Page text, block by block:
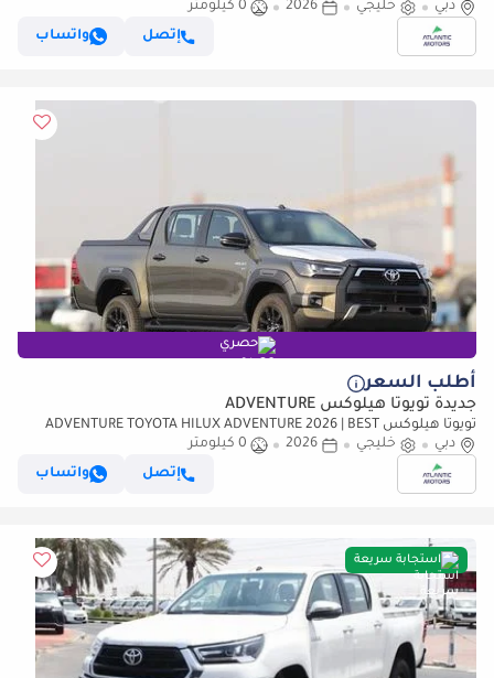
Price (للتصدير فقط)دبي خليجي 2026
0 كيلومتر
إتصل
واتساب
حصري
أطلب السعر
جديدة تويوتا هيلوكس ADVENTURE
تويوتا هيلوكس ADVENTURE TOYOTA HILUX ADVENTURE 2026 | BEST
EXPORT PRICE | (للتصدير فقط)
دبي خليجي 2026
0 كيلومتر
إتصل
واتساب
استجابة سريعة